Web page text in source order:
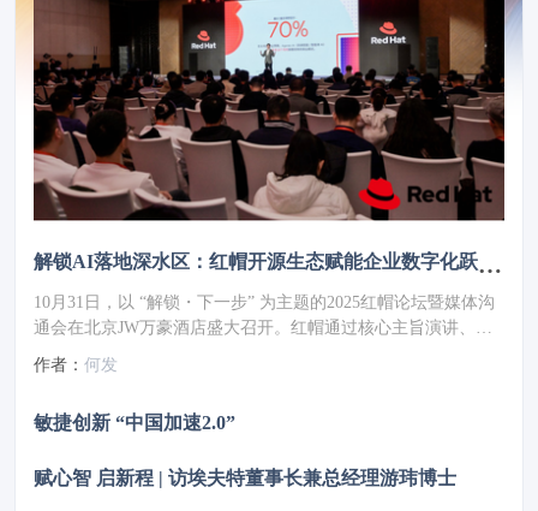
解锁AI落地深水区：红帽开源生态赋能企业数字化跃迁 ——2025红帽论坛重磅发布车用OS
10月31日，以 “解锁・下一步” 为主题的2025红帽论坛暨媒体沟
通会在北京JW万豪酒店盛大召开。红帽通过核心主旨演讲、重
磅新品发布、权威报告解读及高层对话，全方位展现了其以开源
技术破解行业痛点、引领企业数字化转型的实力与愿景，为 AI
作者： 何发
敏捷创新 “中国加速2.0”
赋心智 启新程 | 访埃夫特董事长兼总经理游玮博士